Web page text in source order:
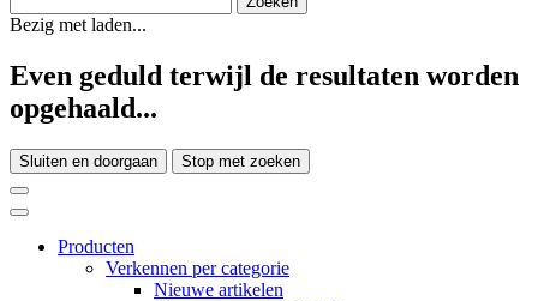
Bezig met laden...
Even geduld terwijl de resultaten worden
opgehaald...
Sluiten en doorgaan Stop met zoeken
Producten
Verkennen per categorie
Nieuwe artikelen